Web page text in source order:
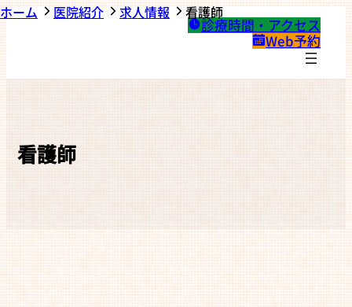
診療時間・アクセス
Web予約
看護師
ホーム 医院紹介 求人情報 看護師